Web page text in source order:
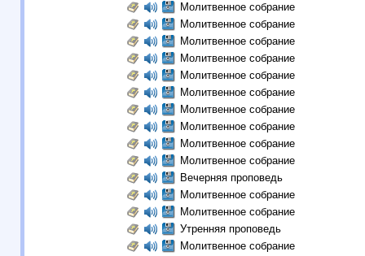
Молитвенное собрание
Молитвенное собрание
Молитвенное собрание
Молитвенное собрание
Молитвенное собрание
Молитвенное собрание
Молитвенное собрание
Молитвенное собрание
Молитвенное собрание
Молитвенное собрание
Вечерняя проповедь
Молитвенное собрание
Молитвенное собрание
Утренняя проповедь
Молитвенное собрание